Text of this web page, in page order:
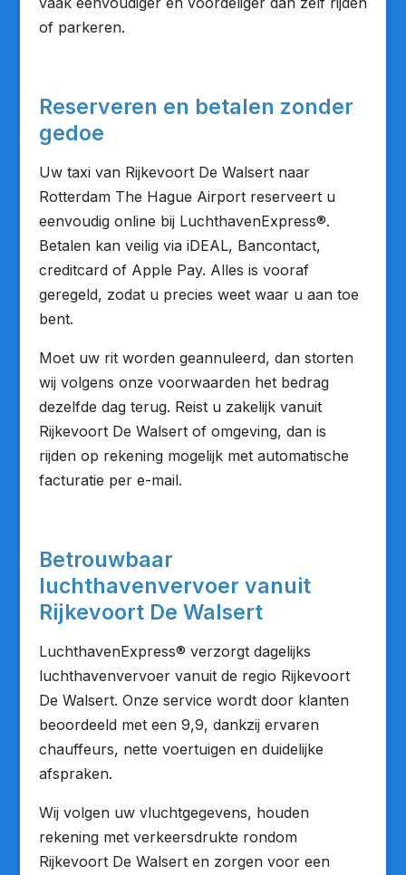
of parkeren.
Reserveren en betalen zonder
gedoe
Uw taxi van Rijkevoort De Walsert naar
Rotterdam The Hague Airport reserveert u
eenvoudig online bij LuchthavenExpress®.
Betalen kan veilig via iDEAL, Bancontact,
creditcard of Apple Pay. Alles is vooraf
geregeld, zodat u precies weet waar u aan toe
bent.
Moet uw rit worden geannuleerd, dan storten
wij volgens onze voorwaarden het bedrag
dezelfde dag terug. Reist u zakelijk vanuit
Rijkevoort De Walsert of omgeving, dan is
rijden op rekening mogelijk met automatische
facturatie per e-mail.
Betrouwbaar
luchthavenvervoer vanuit
Rijkevoort De Walsert
LuchthavenExpress® verzorgt dagelijks
luchthavenvervoer vanuit de regio Rijkevoort
De Walsert. Onze service wordt door klanten
beoordeeld met een 9,9, dankzij ervaren
chauffeurs, nette voertuigen en duidelijke
afspraken.
Wij volgen uw vluchtgegevens, houden
rekening met verkeersdrukte rondom
Rijkevoort De Walsert en zorgen voor een